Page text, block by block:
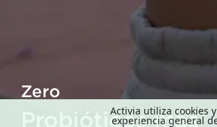
Zero
Probióticos más
Activia utiliza cookies
experiencia general